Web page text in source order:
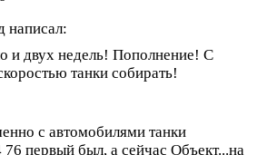
написал:
и двух недель! Пополнение! С
танки собирать!
с автомобилями танки
первый был, а сейчас Объект...на